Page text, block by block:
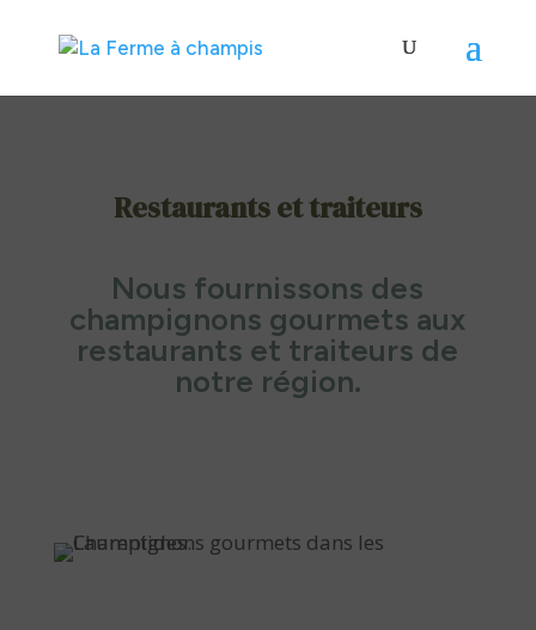
Restaurants et traiteurs
Nous fournissons des
champignons gourmets aux
restaurants et traiteurs de
notre région.